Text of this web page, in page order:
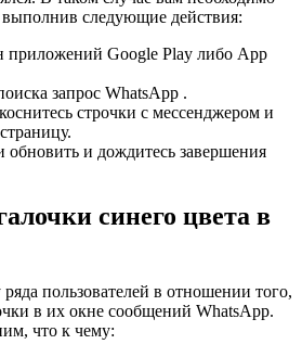
следующие действия:
приложений Google Play либо App
запрос WhatsApp .
строчки с мессенджером и
обновить и дождитесь завершения
синего цвета в
пользователей в отношении того,
в их окне сообщений WhatsApp.
что к чему: